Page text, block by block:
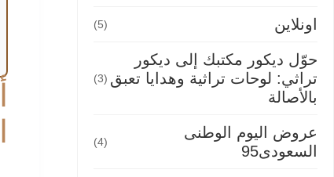
اونلاين (5)
حوّل ديكور مكتبك إلى ديكور
تراثي: لوحات تراثية وهدايا تعبق
بالأصالة
(3)
عروض اليوم الوطنى
السعودى95
(4)